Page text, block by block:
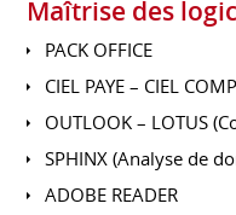
Maîtrise des
PACK OFFICE
CIEL PAYE – CIEL
OUTLOOK – LOTUS
SPHINX (Analyse de
ADOBE READER